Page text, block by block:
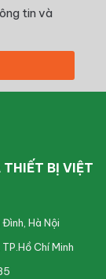
tin và
BỊ VIỆT
Hà Nội
Chí Minh